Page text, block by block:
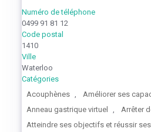
Numéro de téléphone
0499 91 81 12
Code postal
1410
Ville
Waterloo
Catégories
Acouphènes , Améliorer ses
Anneau gastrique virtuel
, Arrêter
Atteindre ses objectifs et réussir